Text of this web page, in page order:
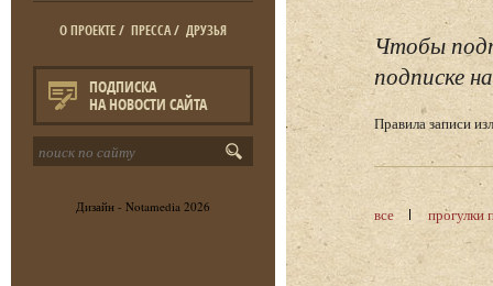
О ПРОЕКТЕ/ ПРЕССА/ ДРУЗЬЯ
ПОДПИСКА
НА НОВОСТИ САЙТА
Дизайн - Notamedia 2026
Чтобы
подписке
Правила записи
все прогулки